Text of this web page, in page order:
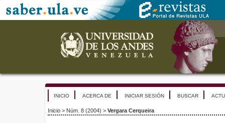
INICIO ACERCA DE INICIAR SESIÓN BUSCAR
Inicio > Núm. 8 (2004) > Vergara Cerqueira